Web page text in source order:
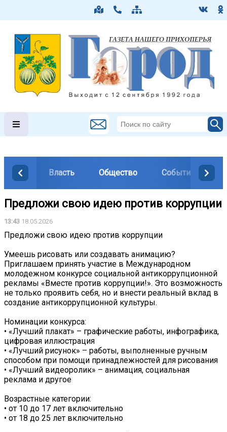
Власть Общество События
Предложи свою идею против коррупции
13:43 18.05.2026
Предложи свою идею против коррупции
Умеешь рисовать или создавать анимацию?
Приглашаем принять участие в Международном
молодежном конкурсе социальной антикоррупционной
рекламы «Вместе против коррупции!». Это возможность
не только проявить себя, но и внести реальный вклад в
создание антикоррупционной культуры.
Номинации конкурса:
• «Лучший плакат» – графические работы, инфографика,
цифровая иллюстрация
• «Лучший рисунок» – работы, выполненные ручным
способом при помощи принадлежностей для рисования
• «Лучший видеоролик» – анимация, социальная
реклама и другое
Возрастные категории:
• от 10 до 17 лет включительно
• от 18 до 25 лет включительно